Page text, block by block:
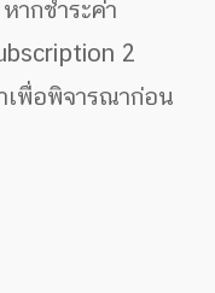
ากชำระค่า
2
เพื่อพิจารณาก่อน